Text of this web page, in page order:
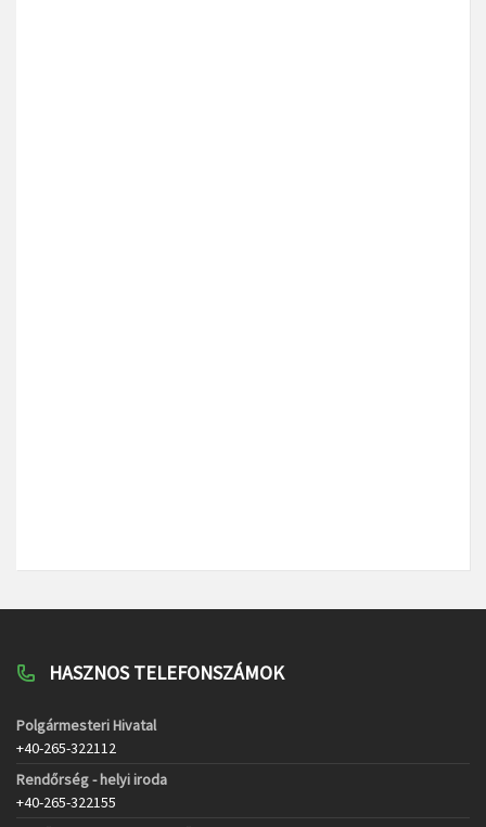
HASZNOS TELEFONSZÁMOK
Polgármesteri Hivatal
+40-265-322112
Rendőrség - helyi iroda
+40-265-322155